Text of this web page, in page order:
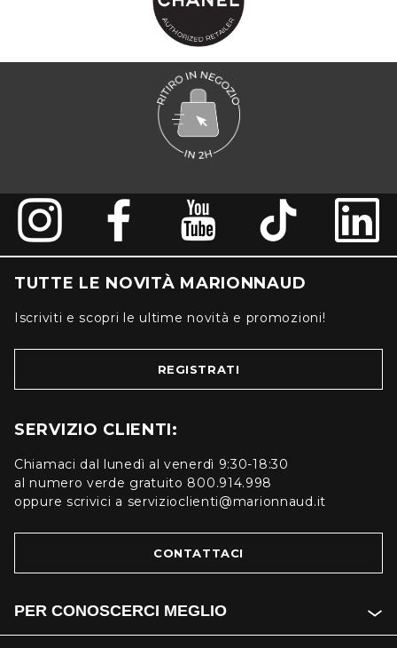
TUTTE LE NOVITÀ MARIONNAUD
Iscriviti e scopri le ultime novità e promozioni!
REGISTRATI
SERVIZIO CLIENTI:
Chiamaci dal lunedì al venerdì 9:30-18:30
al numero verde gratuito 800.914.998
oppure scrivici a servizioclienti@marionnaud.it
CONTATTACI
PER CONOSCERCI MEGLIO